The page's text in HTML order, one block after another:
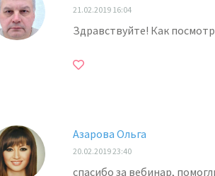
21.02.2019 16:04
Здравствуйте! Как
Азарова Ольга
20.02.2019 23:40
спасибо за вебинар,